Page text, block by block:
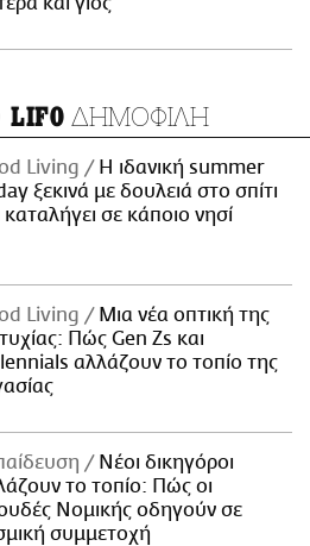
LIFO ΔΗΜΟΦΙΛΗ
Living
Η ιδανική summer
ξεκινά με δουλειά στο σπίτι
καταλήγει σε κάποιο νησί
Living
Μια νέα οπτική της
Πώς Gen Zs και
αλλάζουν το τοπίο της
Νέοι δικηγόροι
το τοπίο: Πώς οι
Νομικής οδηγούν σε
συμμετοχή